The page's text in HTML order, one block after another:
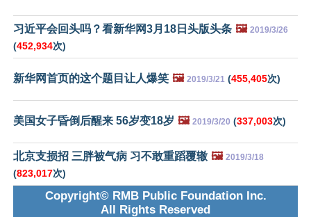
习近平会回头吗？看新华网3月18日头版头条 🖼️ 2019/3/26
(452,934次)
新华网首页的这个题目让人爆笑 🖼️ 2019/3/21 (455,405次)
美国女子昏倒后醒来 56岁变18岁 🖼️ 2019/3/20 (337,003次)
北京支损招 三胖被气病 习不敢重蹈覆辙 🖼️ 2019/3/18
(823,017次)
Copyright© RMB Public Foundation Inc.
All Rights Reserved